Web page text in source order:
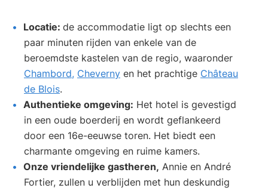
Locatie: de accommodatie ligt op slechts een
paar minuten rijden van enkele van de
beroemdste kastelen van de regio, waaronder
Chambord, Cheverny en het prachtige Château
de Blois.
Authentieke omgeving: Het hotel is gevestigd
in een oude boerderij en wordt geflankeerd
door een 16e-eeuwse toren. Het biedt een
charmante omgeving en ruime kamers.
Onze vriendelijke gastheren, Annie en André
Fortier, zullen u verblijden met hun deskundig